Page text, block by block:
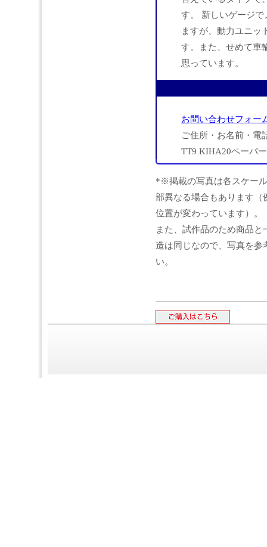
す。 新しいゲージ
ますが、動力ユニッ
す。また、せめて車
思っています。
お問い合わせフォー
ご住所・お名前・電
TT9 KIHA20ペーパ
*※掲載の写真は各スケー
部異なる場合もあります（
位置が変わっています）。
また、試作品のため商品
造は同じなので、写真を参
い。